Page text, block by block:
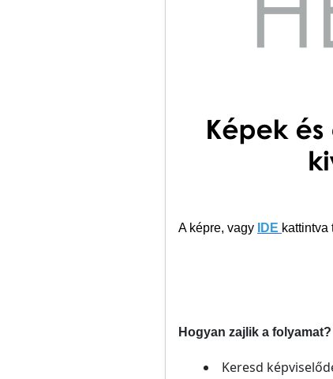
A képre, vagy IDE kattintva
Hogyan zajlik a folyamat?
Keresd